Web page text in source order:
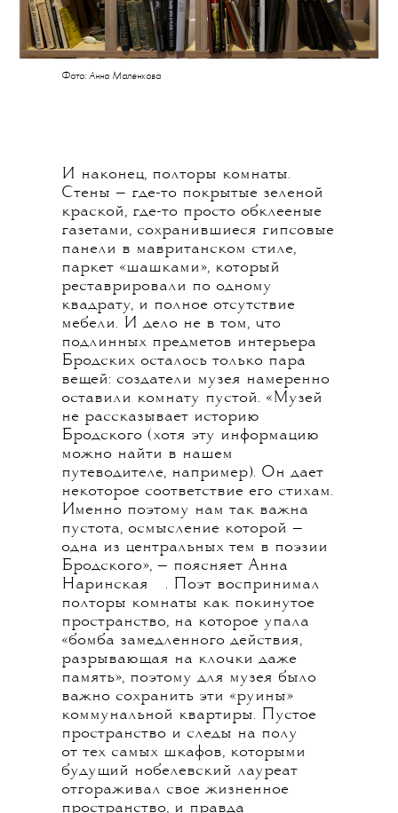
Фото: Анна Маленкова
И наконец, полторы комнаты.
Стены — где-то покрытые зеленой
краской, где-то просто обклееные
газетами, сохранившиеся гипсовые
панели в мавританском стиле,
паркет «шашками», который
реставрировали по одному
квадрату, и полное отсутствие
мебели. И дело не в том, что
подлинных предметов интерьера
Бродских осталось только пара
вещей: создатели музея намеренно
оставили комнату пустой. «Музей
не рассказывает историю
Бродского (хотя эту информацию
можно найти в нашем
путеводителе, например). Он дает
некоторое соответствие его стихам.
Именно поэтому нам так важна
пустота, осмысление которой —
одна из центральных тем в поэзии
Бродского», — поясняет Анна
Наринская
. Поэт воспринимал
полторы комнаты как покинутое
пространство, на которое упала
«бомба замедленного действия,
разрывающая на клочки даже
память», поэтому для музея было
важно сохранить эти «руины»
коммунальной квартиры. Пустое
пространство и следы на полу
от тех самых шкафов, которыми
будущий нобелевский лауреат
отгораживал свое жизненное
пространство, и правда